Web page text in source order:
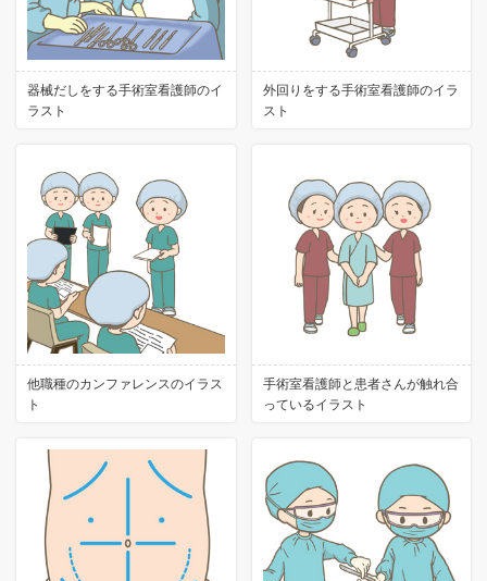
器械だしをする手術室看護師のイ
ラスト
外回りをする手術室看護師のイラ
スト
他職種のカンファレンスのイラス
ト
手術室看護師と患者さんが触れ合
っているイラスト